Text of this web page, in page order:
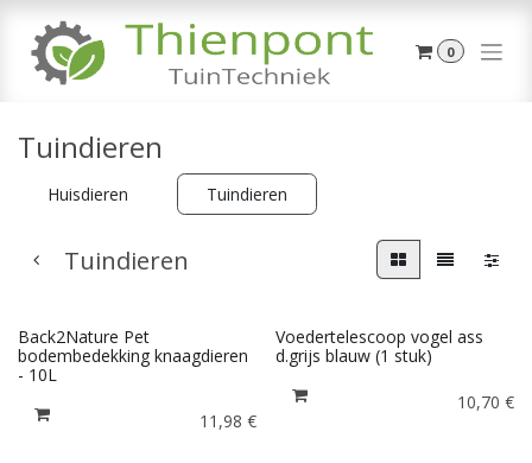
0
Tuindieren
Huisdieren Tuindieren
Tuindieren
Back2Nature Pet
bodembedekking knaagdieren
- 10L
11,98 €
Voedertelescoop vogel ass
d.grijs blauw (1 stuk)
10,70 €